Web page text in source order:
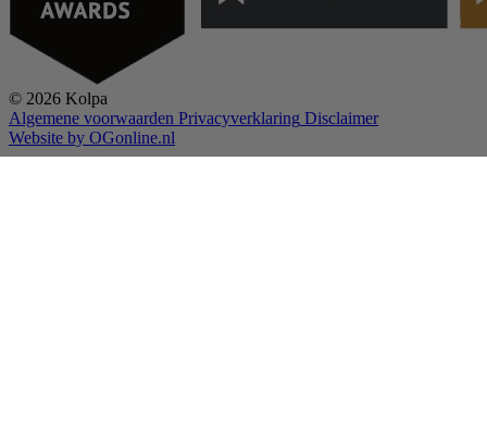
© 2026 Kolpa
Algemene voorwaarden Privacyverklaring Disclaimer
Website by OGonline.nl